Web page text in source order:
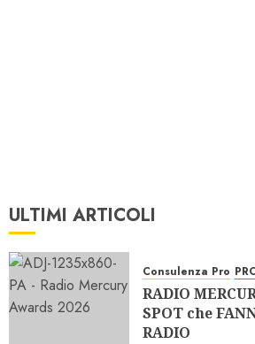
ULTIMI ARTICOLI
Consulenza Pro
RADIO
SPOT che
RADIO